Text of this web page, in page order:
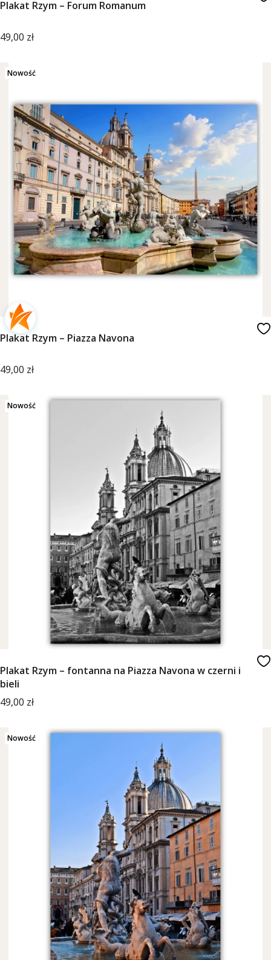
Plakat Rzym – Forum Romanum
Cena
49,00 zł
Nowość
Plakat Rzym – Piazza Navona
Cena
49,00 zł
Nowość
Plakat Rzym – fontanna na Piazza Navona w czerni i
bieli
Cena
49,00 zł
Nowość